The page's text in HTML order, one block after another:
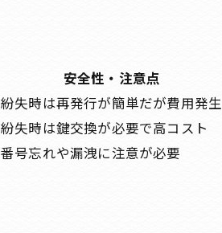
安全性・注意点
紛失時は再発行が簡単だが費用発生
紛失時は鍵交換が必要で高コスト
番号忘れや漏洩に注意が必要